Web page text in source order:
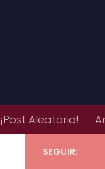
¡Post Aleatorio!
SEGUIR: